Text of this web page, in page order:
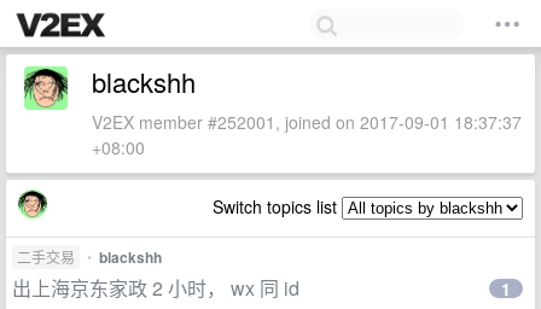
blackshh
V2EX member #252001, joined on 2017-09-01 18:37:37
+08:00
Switch topics list
二手交易 • blackshh
出上海京东家政 2 小时， wx 同 id 1